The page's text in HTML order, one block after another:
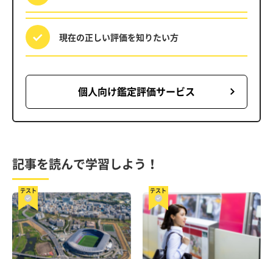
現在の正しい評価を知りたい方
個人向け鑑定評価サービス
記事を読んで学習しよう！
テスト テスト